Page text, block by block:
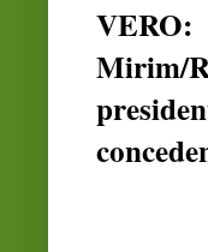
VERO:
Mirim/